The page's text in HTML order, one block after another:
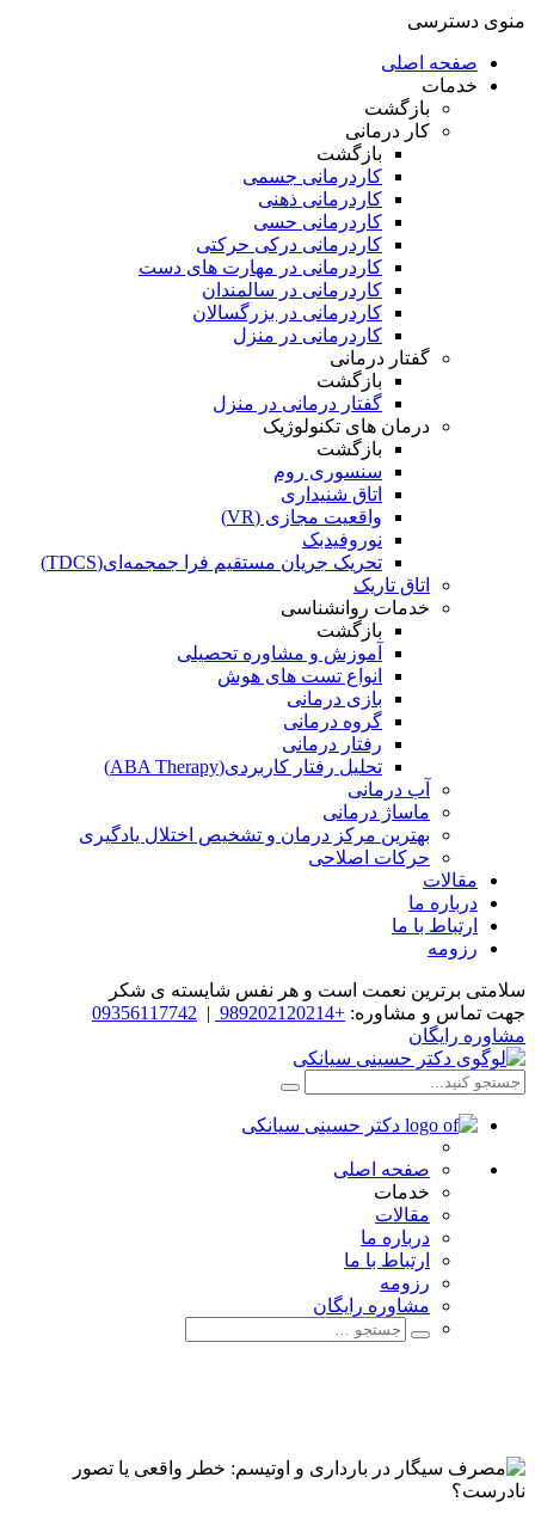
منوی دسترسی
صفحه اصلی
خدمات
بازگشت
کار درمانی
بازگشت
کاردرمانی جسمی
کاردرمانی ذهنی
کاردرمانی حسی
کاردرمانی درکی حرکتی
کاردرمانی در مهارت های دست
کاردرمانی در سالمندان
کاردرمانی در بزرگسالان
کاردرمانی در منزل
گفتار درمانی
بازگشت
گفتار درمانی در منزل
درمان های تکنولوژیک
بازگشت
سنسوری روم
اتاق شنیداری
واقعیت مجازی (VR)
نوروفیدبک
تحریک جریان مستقیم فرا جمجمه‌ای(TDCS)
اتاق تاریک
خدمات روانشناسی
بازگشت
آموزش و مشاوره تحصیلی
انواع تست های هوش
بازی درمانی
گروه درمانی
رفتار درمانی
تحلیل رفتار کاربردی(ABA Therapy)
آب درمانی
ماساژ درمانی
بهترین مرکز درمان و تشخیص اختلال یادگیری
حرکات اصلاحی
مقالات
درباره ما
ارتباط با ما
رزومه
سلامتی برترین نعمت است و هر نفس شایسته­ ی شکر
جهت تماس و مشاوره: +989202120214
|
09356117742
مشاوره رایگان
صفحه اصلی
خدمات
مقالات
درباره ما
ارتباط با ما
رزومه
مشاوره رایگان